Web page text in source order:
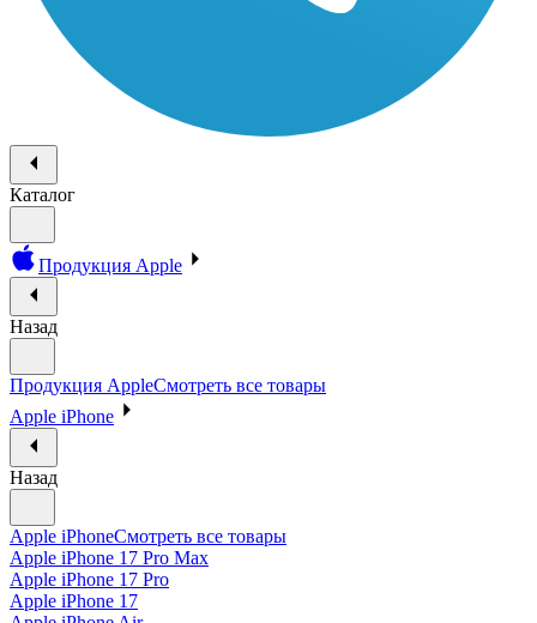
Каталог
Продукция Apple
Назад
Продукция AppleСмотреть все товары
Apple iPhone
Назад
Apple iPhoneСмотреть все товары
Apple iPhone 17 Pro Max
Apple iPhone 17 Pro
Apple iPhone 17